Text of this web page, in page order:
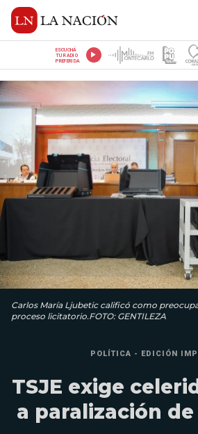
ESCUCHÁ
TU RADIO
PREFERIDA
Carlos María Ljubetic calificó como
proceso licitatorio.FOTO: GENTILEZA
POLÍTICA - EDICIÓN
TSJE exige
a paralización